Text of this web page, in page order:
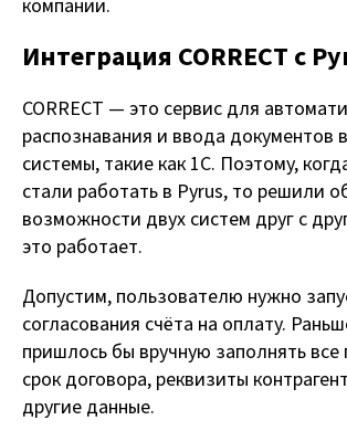
компании.
Интеграция CORRECT с
CORRECT — это сервис для
распознавания и ввода документов
системы, такие как 1C. Поэтому,
стали работать в Pyrus, то решили
возможности двух систем друг с
это работает.
Допустим, пользователю нужно
согласования счёта на оплату.
пришлось бы вручную заполнять
срок договора, реквизиты
другие данные.